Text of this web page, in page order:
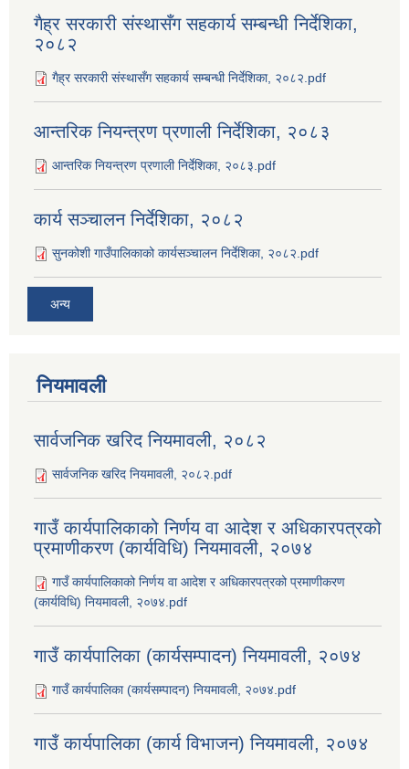
गैह्र सरकारी संस्थासँग सहकार्य सम्बन्धी निर्देशिका,
२०८२
गैह्र सरकारी संस्थासँग सहकार्य सम्बन्धी निर्देशिका, २०८२.pdf
आन्तरिक नियन्त्रण प्रणाली निर्देशिका, २०८३
आन्तरिक नियन्त्रण प्रणाली निर्देशिका, २०८३.pdf
कार्य सञ्‍चालन निर्देशिका, २०८२
सुनकोशी गाउँपालिकाको कार्यसञ्‍चालन निर्देशिका, २०८२.pdf
अन्य
नियमावली
सार्वजनिक खरिद नियमावली, २०८२
सार्वजनिक खरिद नियमावली, २०८२.pdf
गाउँ कार्यपालिकाको निर्णय वा आदेश र अधिकारपत्रको
प्रमाणीकरण (कार्यविधि) नियमावली, २०७४
गाउँ कार्यपालिकाको निर्णय वा आदेश र अधिकारपत्रको प्रमाणीकरण
(कार्यविधि) नियमावली, २०७४.pdf
गाउँ कार्यपालिका (कार्यसम्पादन) नियमावली, २०७४
गाउँ कार्यपालिका (कार्यसम्पादन) नियमावली, २०७४.pdf
गाउँ कार्यपालिका (कार्य विभाजन) नियमावली, २०७४